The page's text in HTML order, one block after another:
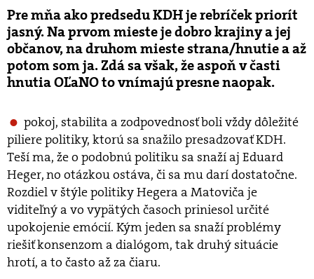
Pre mňa ako predsedu KDH je rebríček priorít
jasný. Na prvom mieste je dobro krajiny a jej
občanov, na druhom mieste strana/hnutie a až
potom som ja. Zdá sa však, že aspoň v časti
hnutia OĽaNO to vnímajú presne naopak.
pokoj, stabilita a zodpovednosť boli vždy dôležité
piliere politiky, ktorú sa snažilo presadzovať KDH.
Teší ma, že o podobnú politiku sa snaží aj Eduard
Heger, no otázkou ostáva, či sa mu darí dostatočne.
Rozdiel v štýle politiky Hegera a Matoviča je
viditeľný a vo vypätých časoch priniesol určité
upokojenie emócií. Kým jeden sa snaží problémy
riešiť konsenzom a dialógom, tak druhý situácie
hrotí, a to často až za čiaru.